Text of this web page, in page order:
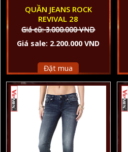
QUẦN JEANS ROCK
REVIVAL 28
Giá cũ: 3.000.000 VND
Giá sale: 2.200.000 VND
Đặt mua